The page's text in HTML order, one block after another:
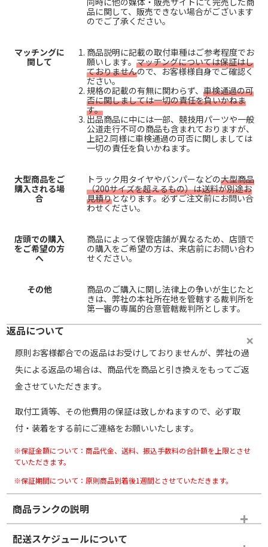
品に関して、販売できない場合がございます
のでご了承ください。
マッチングに
関して
商品説明に記載の取付車種はご参考程度でお
願いします。 マッチングについては保証はし
ておりませんので、お客様様自身でご確認く
ださい。
規格の記載の有無に関わらず、 車検通過の可
否に関しましては一切の責任を負いかねま
す。
出品商品に中には一部、競技用パーツや一般
公道走行不可の商品も含まれておりますが、
上記2.同様に車検通過の可否に関しましては
一切の責任を負いかねます。
大型商品をご
購入される場
合
トラック用タイヤやバンパーなどの大型商品
（200サイズを超えるもの）は送料が別途お
見積りとなります。必ずご注文前にお問い合
わせください。
店頭での購入
をご希望の方
へ
商品によって保管店舗が異なるため、店頭で
の購入をご希望の方は、来店前にお問い合わ
せください。
その他
商品のご購入に関し法律上の争いが生じたと
きは、弊社の本社所在地を管轄する裁判所を
第一審の専属的合意管轄裁判所とします。
返品について
原則お客様都合での返品はお受けしておりませんが、弊社の過
失による返品の場合は、商品代を商品と引き換えをもってご返
金させていただきます。
取付工賃等、その他費用の保証は致しかねますので、必ず取
付・装着をする前にご連絡をお願いいたします。
※保証金額について：商品代金、送料、振込手数料の合計額を上限とさせ
ていただきます。
※保証期間について：原則商品到着後1週間とさせていただきます。
商品ランクの説明
※商品ランクは出品者の主観により判断しておりますので、あら
かじめご了承ください。
配送スケジュールについて